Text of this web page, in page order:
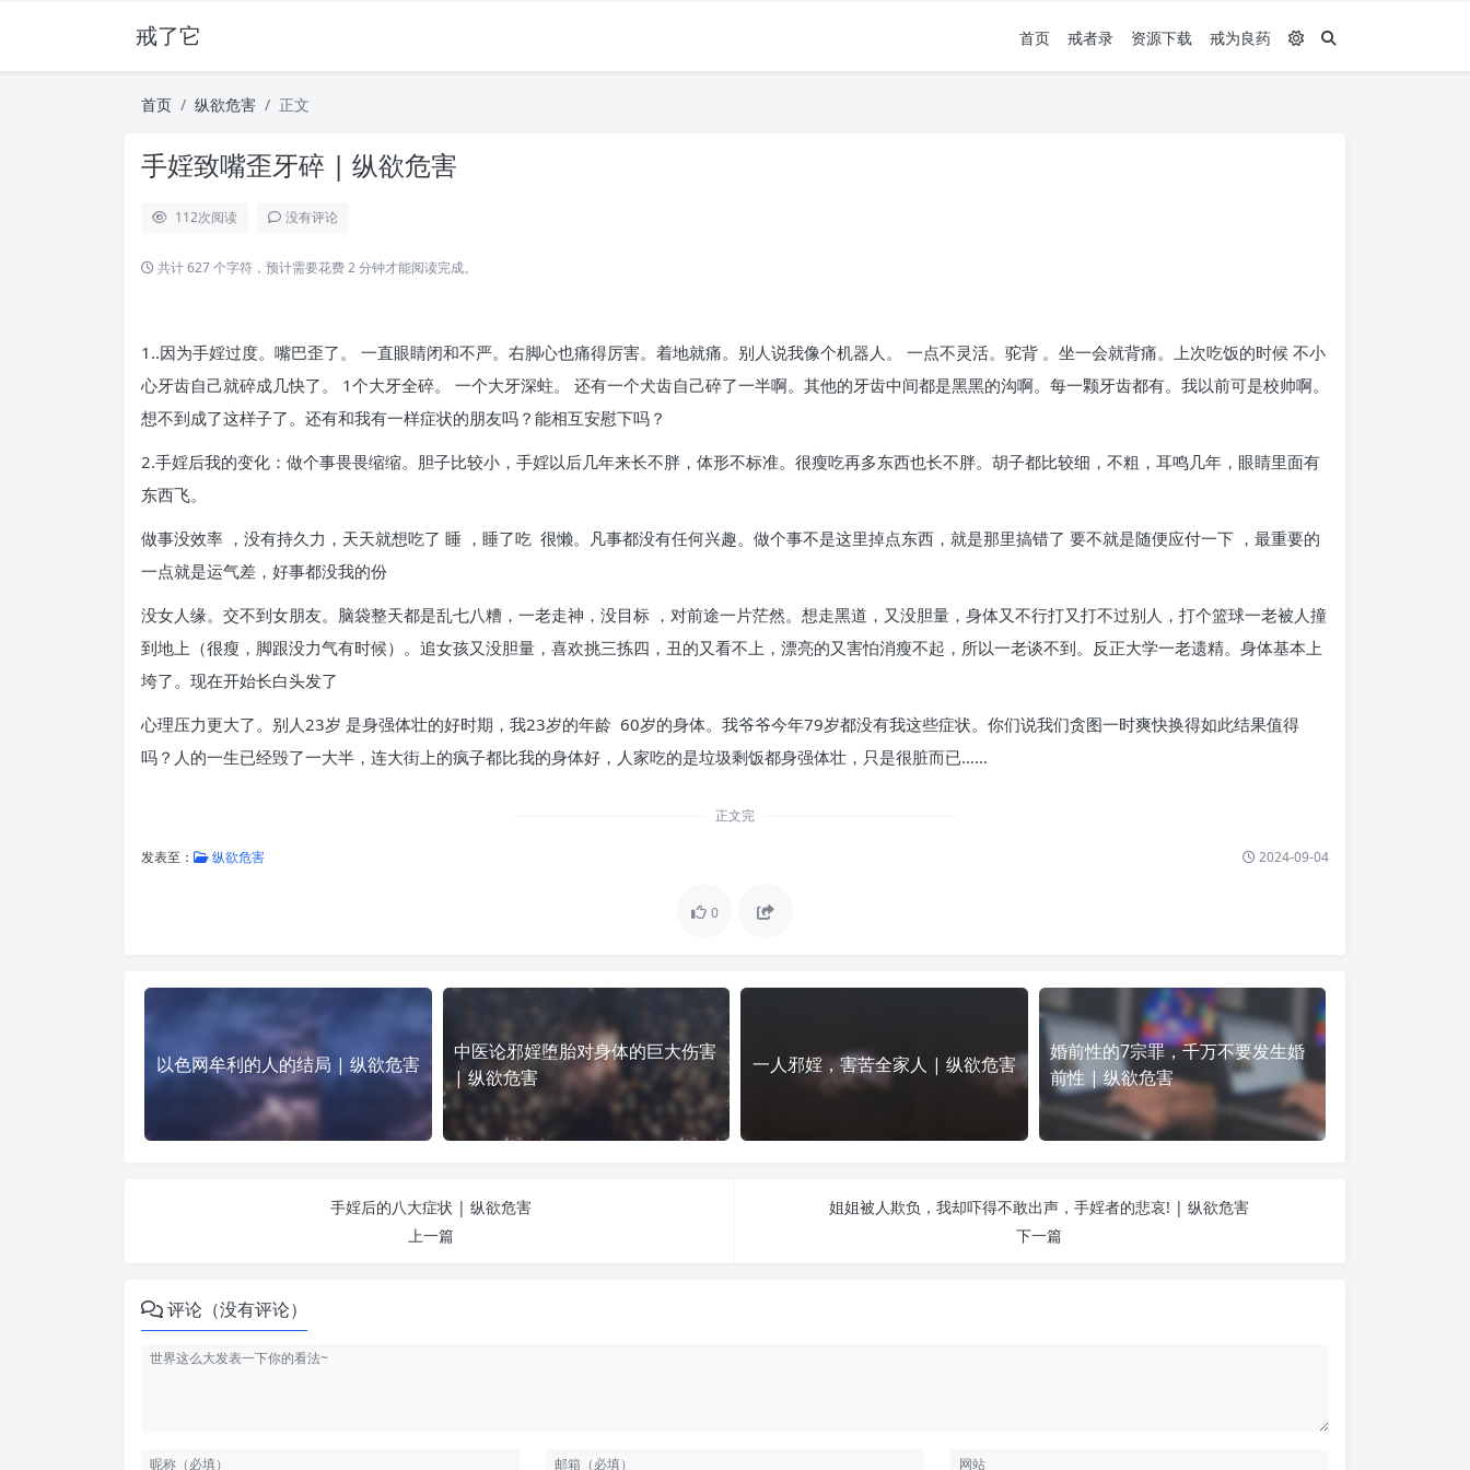
戒了它 首页 戒者录 资源下载 戒为良药
首页 纵欲危害 正文
手婬致嘴歪牙碎 | 纵欲危害
112次阅读 没有评论
共计 627 个字符，预计需要花费 2 分钟才能阅读完成。
1..因为手婬过度。嘴巴歪了。 一直眼睛闭和不严。右脚心也痛得厉害。着地就痛。别人说我像个机器人。 一点不灵活。驼背 。坐一会就背痛。上次吃饭的时候 不小
心牙齿自己就碎成几快了。 1个大牙全碎。 一个大牙深蛀。 还有一个犬齿自己碎了一半啊。其他的牙齿中间都是黑黑的沟啊。每一颗牙齿都有。我以前可是校帅啊。
想不到成了这样子了。还有和我有一样症状的朋友吗？能相互安慰下吗？
2.手婬后我的变化：做个事畏畏缩缩。胆子比较小，手婬以后几年来长不胖，体形不标准。很瘦吃再多东西也长不胖。胡子都比较细，不粗，耳鸣几年，眼睛里面有
东西飞。
做事没效率 ，没有持久力，天天就想吃了 睡 ，睡了吃 很懒。凡事都没有任何兴趣。做个事不是这里掉点东西，就是那里搞错了 要不就是随便应付一下 ，最重要的
一点就是运气差，好事都没我的份
没女人缘。交不到女朋友。脑袋整天都是乱七八糟，一老走神，没目标 ，对前途一片茫然。想走黑道，又没胆量，身体又不行打又打不过别人，打个篮球一老被人撞
到地上（很瘦，脚跟没力气有时候）。追女孩又没胆量，喜欢挑三拣四，丑的又看不上，漂亮的又害怕消瘦不起，所以一老谈不到。反正大学一老遗精。身体基本上
垮了。现在开始长白头发了
心理压力更大了。别人23岁 是身强体壮的好时期，我23岁的年龄 60岁的身体。我爷爷今年79岁都没有我这些症状。你们说我们贪图一时爽快换得如此结果值得
吗？人的一生已经毁了一大半，连大街上的疯子都比我的身体好，人家吃的是垃圾剩饭都身强体壮，只是很脏而已……
正文完
发表至： 纵欲危害 2024-09-04
0
以色网牟利的人的结局 | 纵欲危害
中医论邪婬堕胎对身体的巨大伤害
| 纵欲危害
一人邪婬，害苦全家人 | 纵欲危害
婚前性的7宗罪，千万不要发生婚
前性 | 纵欲危害
手婬后的八大症状 | 纵欲危害
上一篇
姐姐被人欺负，我却吓得不敢出声，手婬者的悲哀! | 纵欲危害
下一篇
评论（没有评论）